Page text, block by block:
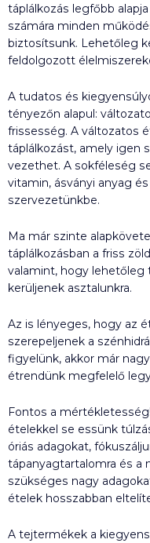
táplálkozás legfőbb
számára minden
biztosítsunk. Lehetőleg
feldolgozott
A tudatos és
tényezőn alapul:
frissesség. A változatos
táplálkozást, amely igen
vezethet. A sokféleség
vitamin, ásványi anyag
szervezetünkbe.
Ma már szinte
táplálkozásban a friss
valamint, hogy lehetőleg
kerüljenek asztalunkra.
Az is lényeges, hogy az
szerepeljenek a
figyelünk, akkor már
étrendünk megfelelő
Fontos a
ételekkel se essünk
óriás adagokat,
tápanyagtartalomra és a
szükséges nagy
ételek hosszabban
A tejtermékek a